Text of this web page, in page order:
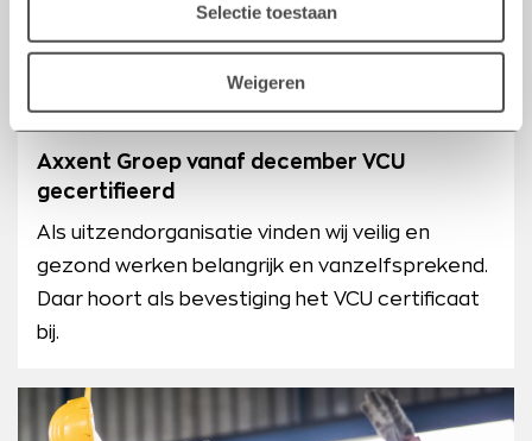
Selectie toestaan
Weigeren
2021
Axxent Groep vanaf december VCU
gecertifieerd
Als uitzendorganisatie vinden wij veilig en
gezond werken belangrijk en vanzelfsprekend.
Daar hoort als bevestiging het VCU certificaat
bij.